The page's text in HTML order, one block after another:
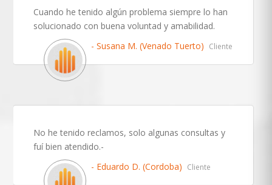
Cuando he tenido algún problema siempre lo han
solucionado con buena voluntad y amabilidad.
- Susana M. (Venado Tuerto) Cliente
No he tenido reclamos, solo algunas consultas y
fuí bien atendido.-
- Eduardo D. (Cordoba) Cliente